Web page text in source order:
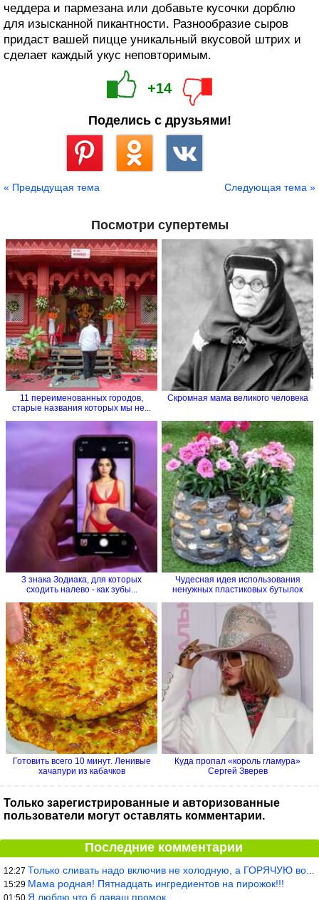
чеддера и пармезана или добавьте кусочки дорблю
для изысканной пикантности. Разнообразие сыров
придаст вашей пицце уникальный вкусовой штрих и
сделает каждый укус неповторимым.
+14
Поделись с друзьями!
« Предыдущая тема Следующая тема »
Посмотри супертемы
11 переименованных городов,
старые названия которых мы не...
Скромная мама великого человека
3 знака Зодиака, для которых
сходить налево - как зубы...
Чудесная идея использования
ненужных пластиковых бутылок
Готовить всего 10 минут. Ленивые
хачапури из кабачков
Куда пропал «король гламура»
Сергей Зверев
Только зарегистрированные и авторизованные
пользователи могут оставлять комментарии.
Последние комментарии
12:27 Только сливать надо включив не холодную, а ГОРЯЧУЮ воду. Трубы в
15:29 Мама родная! Пятнадцать ингредиентов на пирожок!!!
01:50 Я люблю что б лаваш промок.